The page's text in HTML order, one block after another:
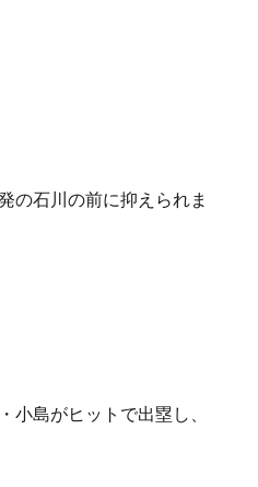
の石川の前に抑えられま
小島がヒットで出塁し、